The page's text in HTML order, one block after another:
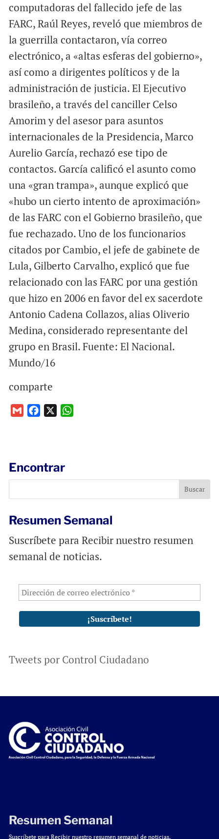
computadoras del fallecido jefe de las
FARC, Raúl Reyes, reveló que miembros de
la guerrilla contactaron, vía correo
electrónico, a «altas esferas del gobierno»,
así como a dirigentes políticos y de la
administración de justicia. El Ejecutivo
brasileño, a través del canciller Celso
Amorim y del asesor para asuntos
internacionales de la Presidencia, Marco
Aurelio García, rechazó ese tipo de
contactos. García calificó el asunto como
una «gran trampa», aunque explicó que
«hubo un cierto intento de aproximación»
de las FARC con el Gobierno brasileño, que
fue rechazado. Uno de los funcionarios
citados por Cambio, el jefe de gabinete de
Lula, Gilberto Carvalho, explicó que fue
relacionado con las FARC por una gestión
que hizo en 2006 en favor del ex sacerdote
Antonio Cadena Collazos, alias Oliverio
Medina, considerado representante del
grupo en Brasil. Fuente: El Nacional.
Mundo/16
comparte
o
k
p
Encontrar
Resumen Semanal
Suscríbete para Recibir nuestro resumen
semanal de noticias.
Tweets por Control Ciudadano
Resumen Semanal
Suscríbete para Recibir nuestro resumen semanal de noticias.